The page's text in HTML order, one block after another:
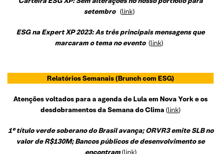
setembro (link)
ESG na Expert XP 2023: As três principais mensagens que
marcaram o tema no evento (link)
Relatórios Semanais(Brunch com ESG)
Atenções voltados para a agenda de Lula em Nova York e os
desdobramentos da Semana do Clima(link)
1° título verde soberano do Brasil avança; ORVR3 emite SLB no
valor de R$130M; Bancos públicos de desenvolvimento se
encontram(link)